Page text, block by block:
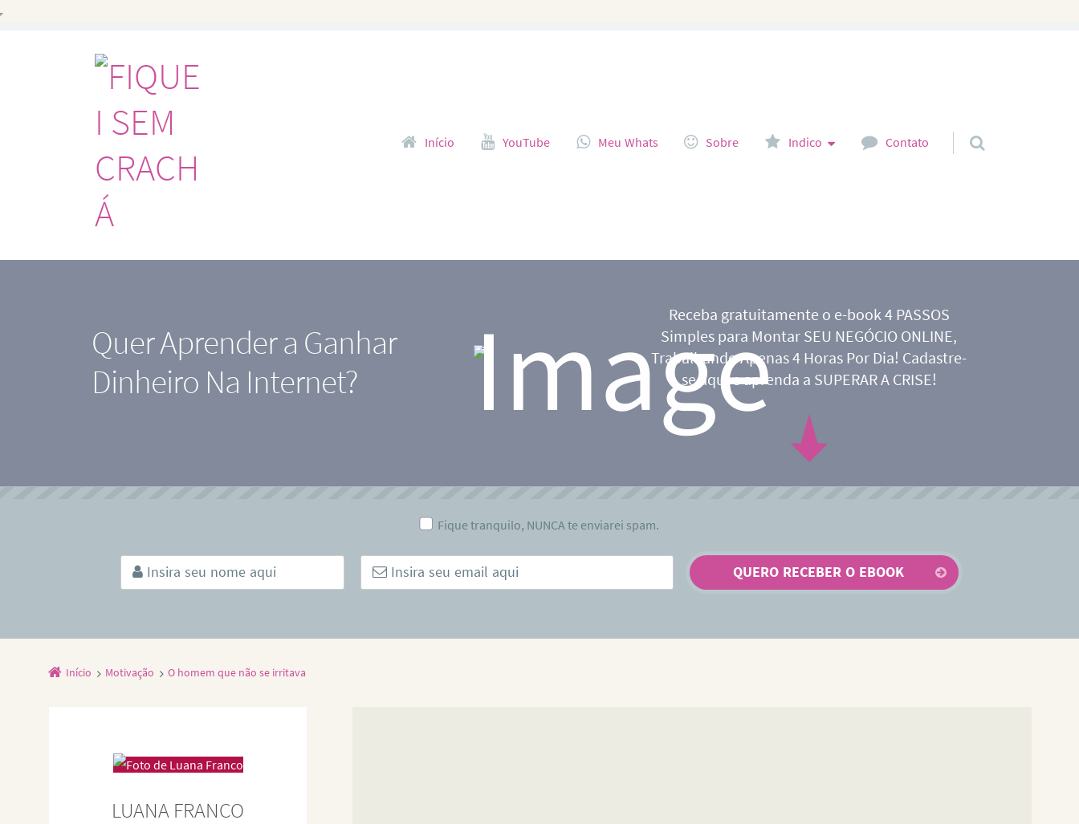
Pular para o conteúdo
Início YouTube Meu Whats Sobre Indico Contato
Quer Aprender a Ganhar
Dinheiro Na Internet?
Receba gratuitamente o e-book 4 PASSOS
Simples para Montar SEU NEGÓCIO ONLINE,
Trabalhando Apenas 4 Horas Por Dia! Cadastre-
se aqui e aprenda a SUPERAR A CRISE!
Fique tranquilo, NUNCA te enviarei spam.
Início Motivação O homem que não se irritava
LUANA FRANCO